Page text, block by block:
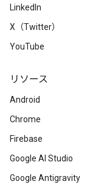
LinkedIn
X（Twitter）
YouTube
リソース
Android
Chrome
Firebase
Google AI Studio
Google Antigravity